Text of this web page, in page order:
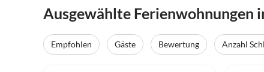
Ausgewählte Ferienwohnungen
Empfohlen Gäste Bewertung Anzahl